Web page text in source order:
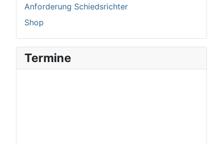
Anforderung Schiedsrichter
Shop
Termine